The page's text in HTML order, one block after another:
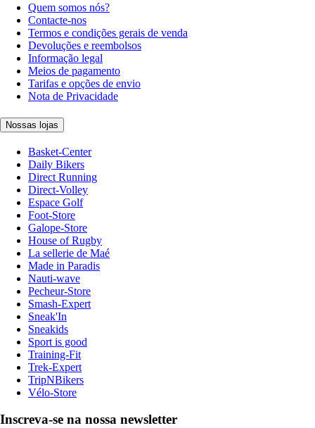
Quem somos nós?
Contacte-nos
Termos e condições gerais de venda
Devoluções e reembolsos
Informação legal
Meios de pagamento
Tarifas e opções de envio
Nota de Privacidade
Nossas lojas
Basket-Center
Daily Bikers
Direct Running
Direct-Volley
Espace Golf
Foot-Store
Galope-Store
House of Rugby
La sellerie de Maé
Made in Paradis
Nauti-wave
Pecheur-Store
Smash-Expert
Sneak'In
Sneakids
Sport is good
Training-Fit
Trek-Expert
TripNBikers
Vélo-Store
Inscreva-se na nossa newsletter